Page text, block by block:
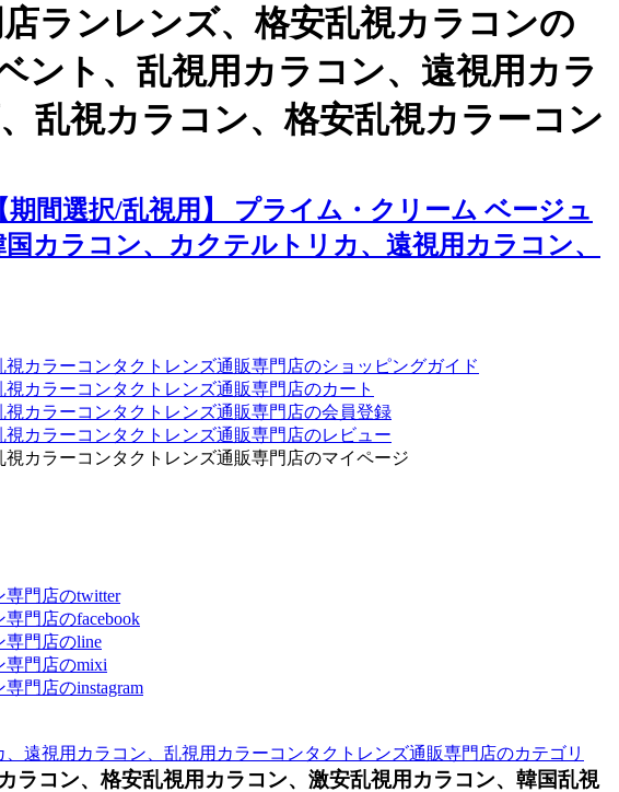
ランレンズ、格安乱視カラコンの
ント、乱視用カラコン、遠視用カラ
乱視カラコン、格安乱視カラーコン
間選択/乱視用】 プライム・クリーム ベージュ
カラコン、カクテルトリカ、遠視用カラコン、
カラーコンタクトレンズ通販専門店のショッピングガイド
カラーコンタクトレンズ通販専門店のカート
カラーコンタクトレンズ通販専門店の会員登録
カラーコンタクトレンズ通販専門店のレビュー
カラーコンタクトレンズ通販専門店のマイページ
門店のtwitter
門店のfacebook
門店のline
専門店のmixi
門店のinstagram
遠視用カラコン、乱視用カラーコンタクトレンズ通販専門店のカテゴリ
ラコン、格安乱視用カラコン、激安乱視用カラコン、韓国乱視